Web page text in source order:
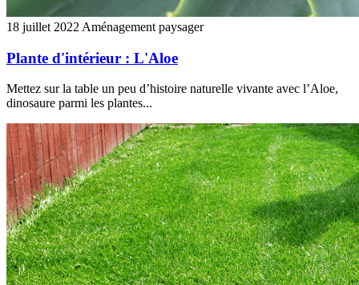
18 juillet 2022 Aménagement paysager
Plante d'intérieur : L'Aloe
Mettez sur la table un peu d’histoire naturelle vivante avec l’Aloe,
dinosaure parmi les plantes...